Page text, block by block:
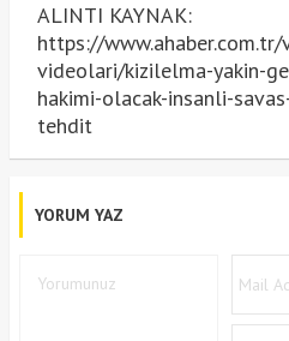
ALINTI KAYNAK:
https://
videolari/kizilelma-yakin-
hakimi-olacak-insanli-
tehdit
YORUM YAZ